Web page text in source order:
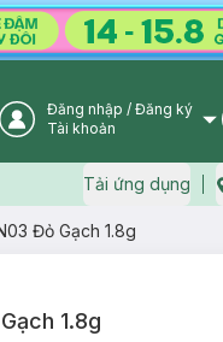
User Icon
Đăng nhập / Đăng ký
Tài khoản
Tải ứng dụng
Đỏ Gạch 1.8g
1.8g